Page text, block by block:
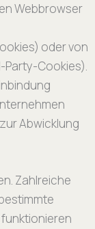
Webbrowser
oder von
Party-Cookies).
Abwicklung
Zahlreiche